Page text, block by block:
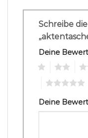
Schreibe
Deine
Deine